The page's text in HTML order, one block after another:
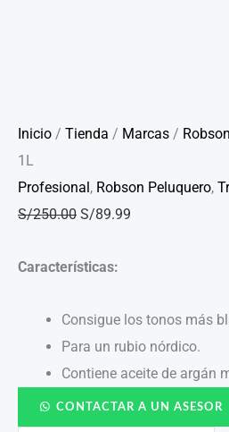
Inicio / Tienda / Marcas /
1L
Profesional, Robson Peluquero,
S/250.00 S/89.99
Características:
Consigue los tonos más
Para un rubio nórdico.
Contiene aceite de argán
CONTACTAR A UN ASESOR